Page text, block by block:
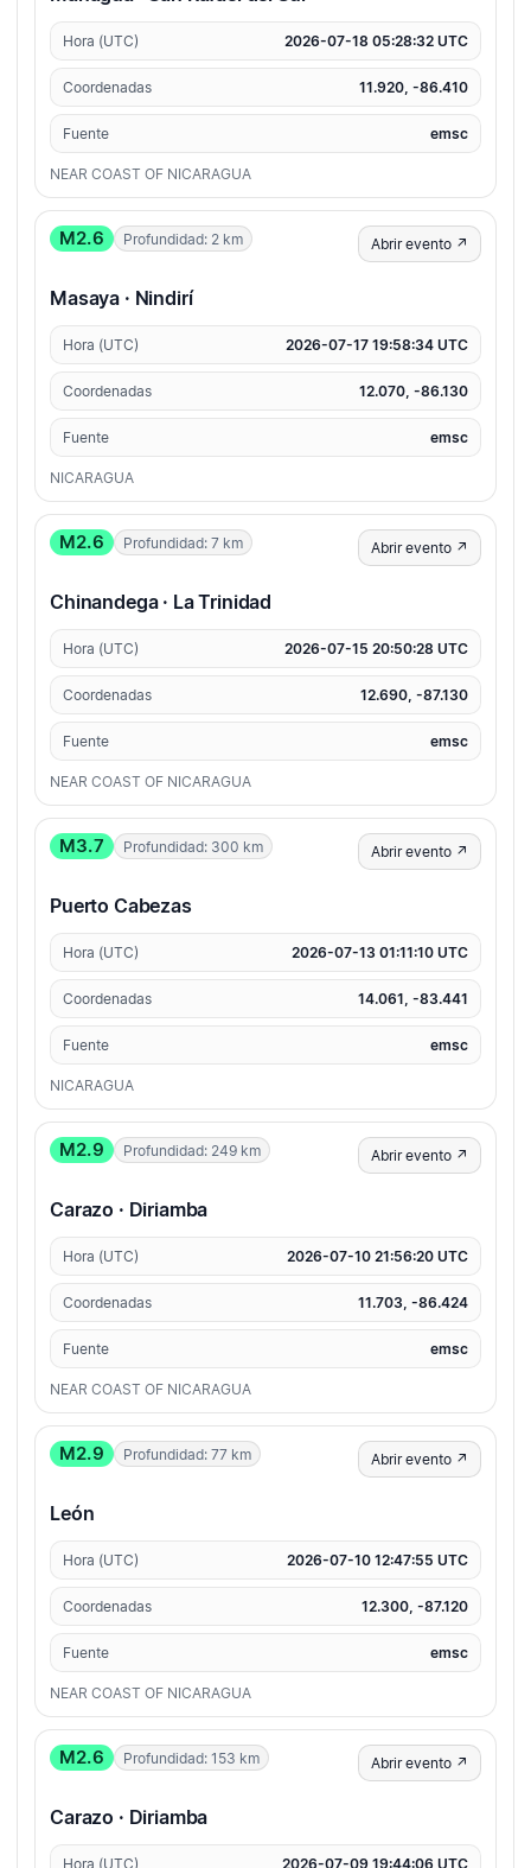
Hora (UTC) 2026-07-18 05:28:32 UTC
Coordenadas 11.920, -86.410
Fuente emsc
NEAR COAST OF NICARAGUA
M2.6 Profundidad: 2 km Abrir evento ↗
Masaya · Nindirí
Hora (UTC) 2026-07-17 19:58:34 UTC
Coordenadas 12.070, -86.130
Fuente emsc
NICARAGUA
M2.6 Profundidad: 7 km Abrir evento ↗
Chinandega · La Trinidad
Hora (UTC) 2026-07-15 20:50:28 UTC
Coordenadas 12.690, -87.130
Fuente emsc
NEAR COAST OF NICARAGUA
M3.7 Profundidad: 300 km Abrir evento ↗
Puerto Cabezas
Hora (UTC) 2026-07-13 01:11:10 UTC
Coordenadas 14.061, -83.441
Fuente emsc
NICARAGUA
M2.9 Profundidad: 249 km Abrir evento ↗
Carazo · Diriamba
Hora (UTC) 2026-07-10 21:56:20 UTC
Coordenadas 11.703, -86.424
Fuente emsc
NEAR COAST OF NICARAGUA
M2.9 Profundidad: 77 km Abrir evento ↗
León
Hora (UTC) 2026-07-10 12:47:55 UTC
Coordenadas 12.300, -87.120
Fuente emsc
NEAR COAST OF NICARAGUA
M2.6 Profundidad: 153 km Abrir evento ↗
Carazo · Diriamba
Hora (UTC) 2026-07-09 19:44:06 UTC